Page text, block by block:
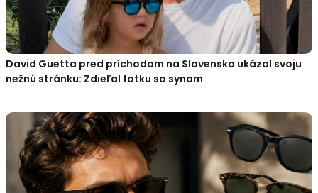
David Guetta pred príchodom na Slovensko ukázal svoju
nežnú stránku: Zdieľal fotku so synom